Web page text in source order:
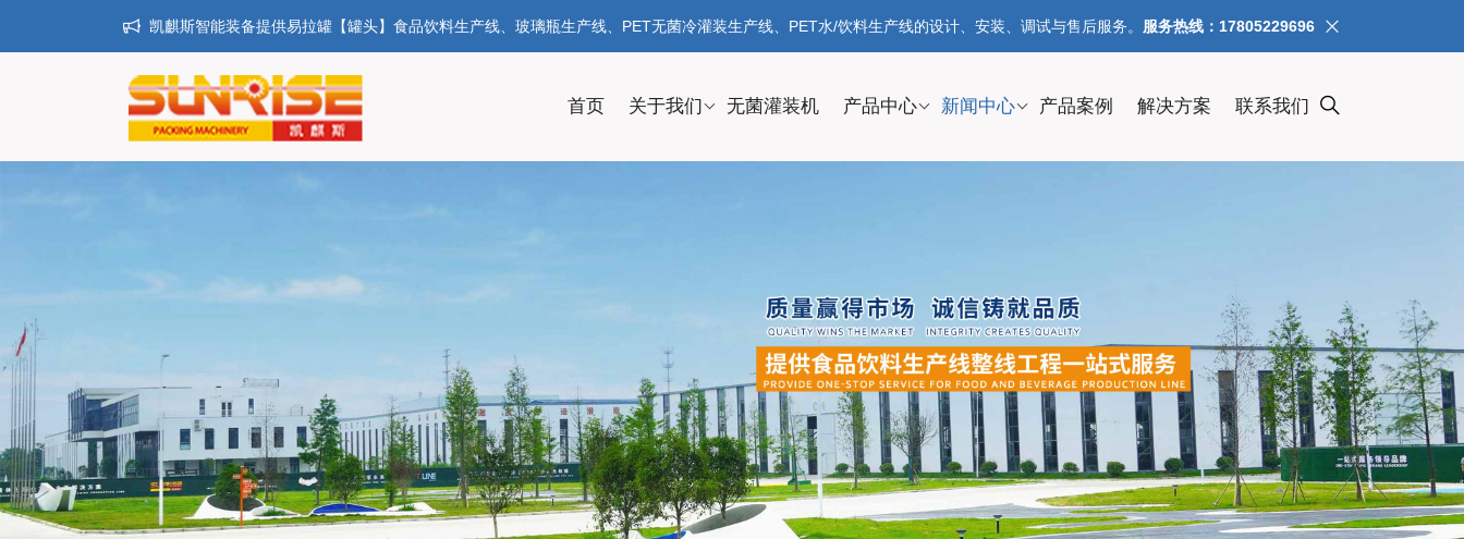
凯麒斯智能装备提供易拉罐【罐头】食品饮料生产线、玻璃瓶生产线、PET无菌冷灌装生产线、PET水/饮料生产线的设计、安装、调试与售后服务。 服务热线：17805229696
首页 关于我们 无菌灌装机 产品中心 新闻中心 产品案例 解决方案 联系我们